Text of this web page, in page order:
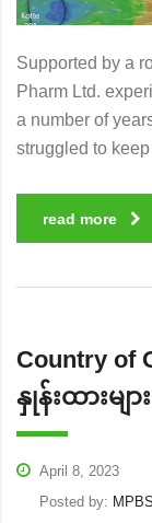
Supported by a
Pharm Ltd.
a number of
struggled to
read more
Country
နှုန်းထားမျ
April 8, 2023
Posted by: